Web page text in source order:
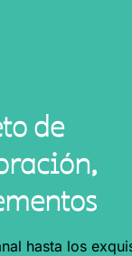
de
hasta los